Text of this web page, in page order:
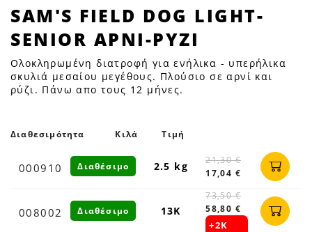
SAM'S
FIELD
DOG
LIGHT-
SENIOR
ΑΡΝΙ-
|
Petfan
SAM'S FIELD DOG LIGHT-
SENIOR ΑΡΝΙ-ΡΥΖΙ
Ολοκληρωμένη διατροφή για ενήλικα - υπερήλικα
σκυλιά μεσαίου μεγέθους. Πλούσιο σε αρνί και
ρύζι. Πάνω απο τους 12 μήνες.
Διαθεσιμότητα Κιλά Τιμή
000910 2.5 kg
21,30 €
17,04 €
Διαθέσιμο
008002 13Κ
73,50 €
58,80 €
+2K
Διαθέσιμο